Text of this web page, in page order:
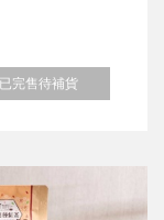
已完售待補貨